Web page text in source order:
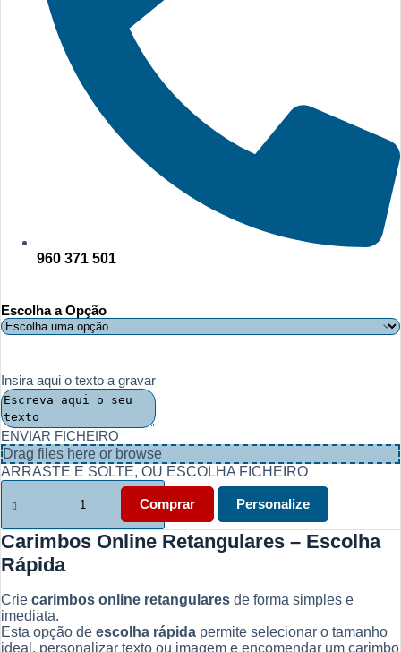
960 371 501
Escolha a Opção
Insira aqui o texto a gravar
ENVIAR FICHEIRO
Drag files here or browse
ARRASTE E SOLTE, OU ESCOLHA FICHEIRO
Quantidade
de
Online
Retangulares.
Escolha
Rápida
Comprar Personalize
Carimbos Online Retangulares – Escolha
Rápida
Crie carimbos online retangulares de forma simples e
imediata.
Esta opção de escolha rápida permite selecionar o tamanho
ideal, personalizar texto ou imagem e encomendar um carimbo